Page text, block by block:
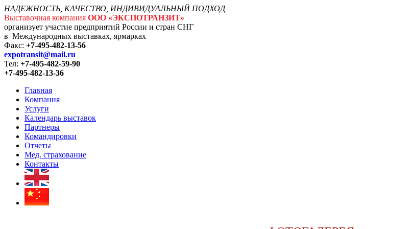
НАДЕЖНОСТЬ, КАЧЕСТВО, ИНДИВИДУАЛЬНЫЙ ПОДХОД
Выставочная компания ООО «ЭКСПОТРАНЗИТ»
организует участие предприятий России и стран СНГ
в Международных выставках, ярмарках
Факс: +7-495-482-13-56
expotransit@mail.ru
Тел: +7-495-482-59-90
+7-495-482-13-36
Главная
Компания
Услуги
Календарь выставок
Партнеры
Командировки
Отчеты
Мед. страхование
Контакты